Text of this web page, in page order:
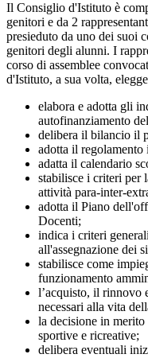
Il Consiglio d'Istituto è
genitori e da 2
presieduto da uno dei suoi
genitori degli alunni. I
corso di assemblee
d'Istituto, a sua volta,
elabora e adotta gli
autofinanziamento
delibera il bilancio il
adotta il
adatta il calendario
stabilisce i criteri per
attività para-inter-
adotta il Piano
Docenti;
indica i criteri
all'assegnazione dei
stabilisce come
funzionamento
l’acquisto, il rinnovo
necessari alla vita
la decisione in
sportive e ricreative;
delibera eventuali